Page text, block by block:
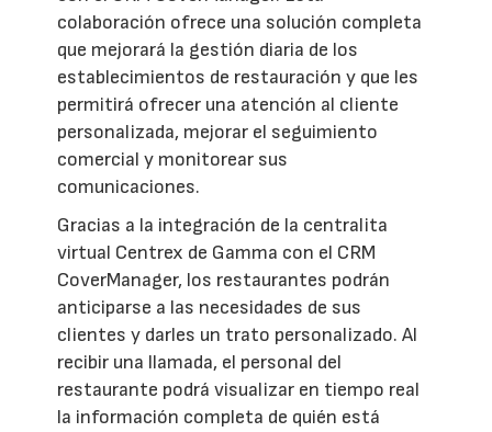
colaboración ofrece una solución completa
que mejorará la gestión diaria de los
establecimientos de restauración y que les
permitirá ofrecer una atención al cliente
personalizada, mejorar el seguimiento
comercial y monitorear sus
comunicaciones.
Gracias a la integración de la centralita
virtual Centrex de Gamma con el CRM
CoverManager, los restaurantes podrán
anticiparse a las necesidades de sus
clientes y darles un trato personalizado. Al
recibir una llamada, el personal del
restaurante podrá visualizar en tiempo real
la información completa de quién está